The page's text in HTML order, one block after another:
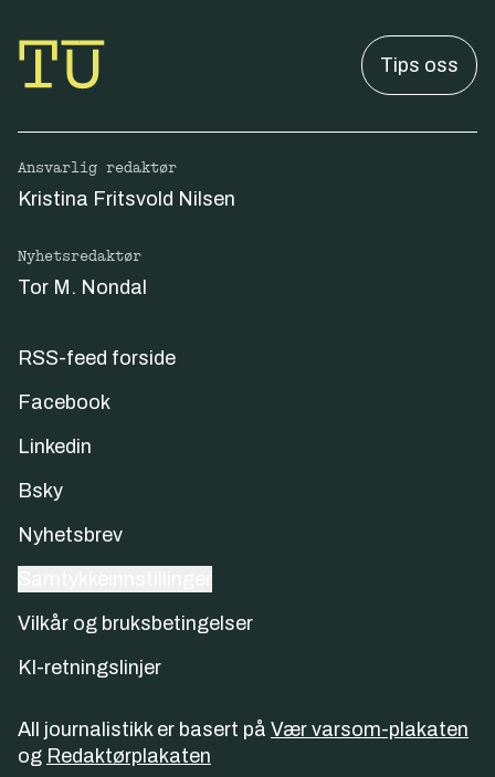
Tips oss
Ansvarlig redaktør
Kristina Fritsvold Nilsen
Nyhetsredaktør
Tor M. Nondal
RSS-feed forside
Facebook
Linkedin
Bsky
Nyhetsbrev
Vilkår og bruksbetingelser
KI-retningslinjer
All journalistikk er basert på Vær varsom-plakaten
og Redaktørplakaten